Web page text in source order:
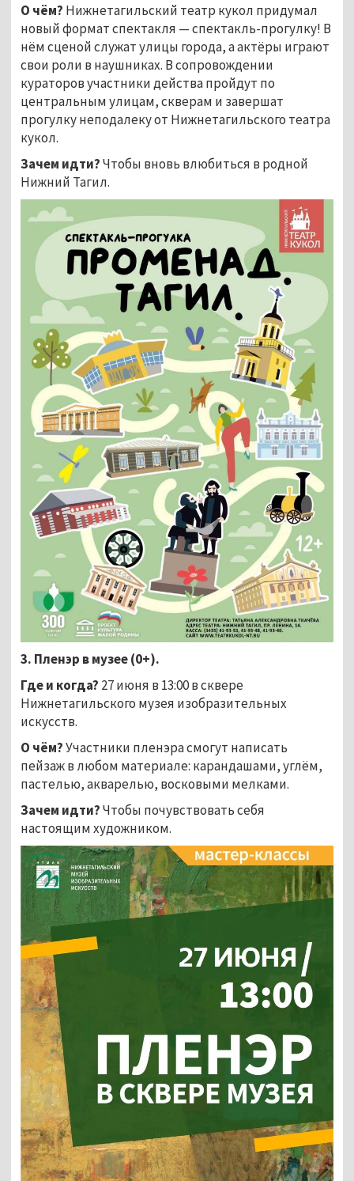
О чём? Нижнетагильский театр кукол придумал
новый формат спектакля — спектакль-прогулку! В
нём сценой служат улицы города, а актёры играют
свои роли в наушниках. В сопровождении
кураторов участники действа пройдут по
центральным улицам, скверам и завершат
прогулку неподалеку от Нижнетагильского театра
кукол.
Зачем идти?Чтобы вновь влюбиться в родной
Нижний Тагил.
3. Пленэр в музее (0+).
Где и когда? 27 июня в 13:00 в сквере
Нижнетагильского музея изобразительных
искусств.
О чём?Участники пленэра смогут написать
пейзаж в любом материале: карандашами, углём,
пастелью, акварелью, восковыми мелками.
Зачем идти?Чтобы почувствовать себя
настоящим художником.